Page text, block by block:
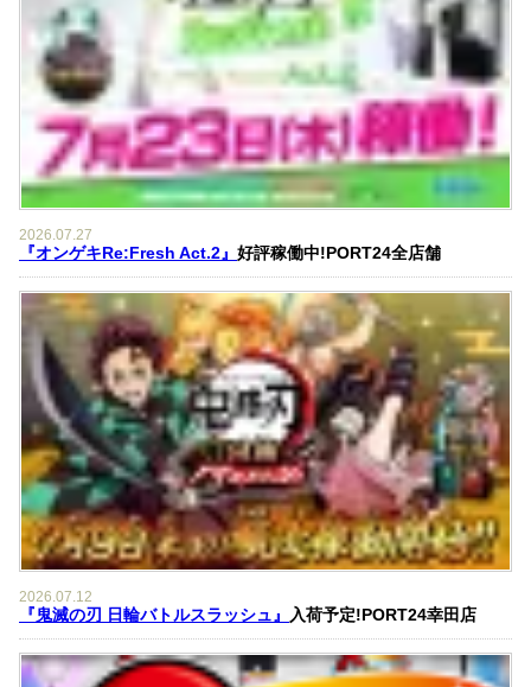
2026.07.27
『オンゲキRe:Fresh Act.2』 好評稼働中!PORT24全店舗
2026.07.12
『鬼滅の刃 日輪バトルスラッシュ』 入荷予定!PORT24幸田店